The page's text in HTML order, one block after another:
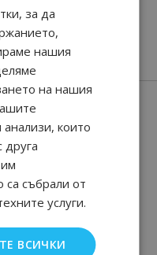
от 41.90€ / 81.
for Men Intense
за да
нашия
на нашия
които
друга
са събрали от
услуги.
ВСИЧКИ